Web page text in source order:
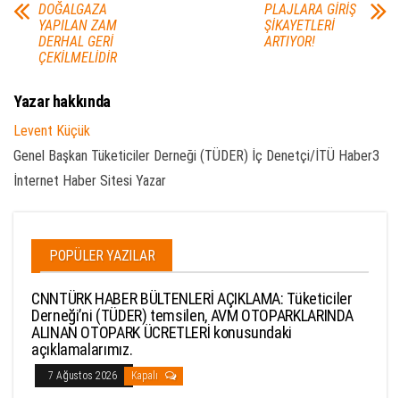
DOĞALGAZA
YAPILAN ZAM
DERHAL GERİ
ÇEKİLMELİDİR
PLAJLARA GİRİŞ
ŞİKAYETLERİ
ARTIYOR!
Yazar hakkında
Levent Küçük
Genel Başkan Tüketiciler Derneği (TÜDER) İç Denetçi/İTÜ Haber3
İnternet Haber Sitesi Yazar
POPÜLER YAZILAR
CNNTÜRK HABER BÜLTENLERİ AÇIKLAMA: Tüketiciler
Derneği’ni (TÜDER) temsilen, AVM OTOPARKLARINDA
ALINAN OTOPARK ÜCRETLERİ konusundaki
açıklamalarımız.
7 Ağustos 2026 Kapalı